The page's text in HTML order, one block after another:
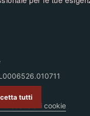
riservati
le scelte sui cookie
tutti